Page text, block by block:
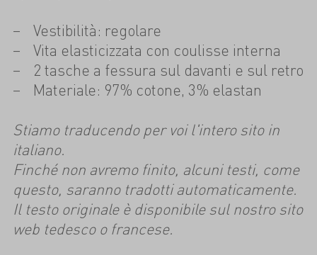
Vestibilità: regolare
Vita elasticizzata con coulisse interna
2 tasche a fessura sul davanti e sul retro
Materiale: 97% cotone, 3% elastan
Stiamo traducendo per voi l'intero sito in
italiano.
Finché non avremo finito, alcuni testi, come
questo, saranno tradotti automaticamente.
Il testo originale è disponibile sul nostro sito
web tedesco o francese.